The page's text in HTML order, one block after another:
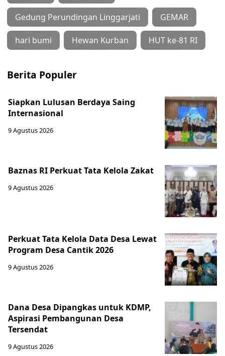
Gedung Perundingan Linggarjati GEMAR
hari bumi Hewan Kurban HUT ke-81 RI
Berita Populer
Siapkan Lulusan Berdaya Saing
Internasional
9 Agustus 2026
Baznas RI Perkuat Tata Kelola Zakat
9 Agustus 2026
Perkuat Tata Kelola Data Desa Lewat
Program Desa Cantik 2026
9 Agustus 2026
Dana Desa Dipangkas untuk KDMP,
Aspirasi Pembangunan Desa
Tersendat
9 Agustus 2026